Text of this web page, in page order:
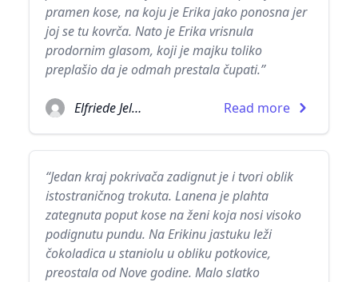
pramen kose, na koju je Erika jako ponosna jer
joj se tu kovrča. Nato je Erika vrisnula
prodornim glasom, koji je majku toliko
preplašio da je odmah prestala čupati.”
Elfriede Jelinek Read more
“Jedan kraj pokrivača zadignut je i tvori oblik
istostraničnog trokuta. Lanena je plahta
zategnuta poput kose na ženi koja nosi visoko
podignutu pundu. Na Erikinu jastuku leži
čokoladica u staniolu u obliku potkovice,
preostala od Nove godine. Malo slatko